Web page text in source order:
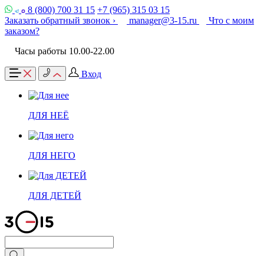
8 (800) 700 31 15 +7 (965) 315 03 15
Заказать обратный звонок ›
manager@3-15.ru
Что с моим
заказом?
Часы работы 10.00-22.00
Вход
ДЛЯ НЕЁ
ДЛЯ НЕГО
ДЛЯ ДЕТЕЙ